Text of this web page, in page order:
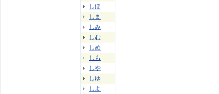
しほ
しま
しみ
しむ
しめ
しも
しや
しゆ
しよ